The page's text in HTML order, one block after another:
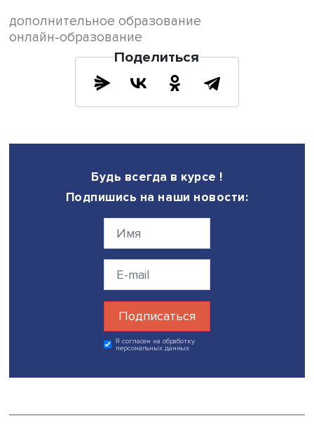
обзвон, а также рассылку sms-сообщений.
Олег Лешуков, руководитель проектно-учебной
лаборатории «Развитие университетов» НИУ ВШЭ:
«Исследования результативности форматов обучения
являются важными для доказательной
разных факультетов и вузов. Карьерные программы
чтобы приблизить университетские программы к
специальностям».
дополнительное образование
онлайн-образование
Поделиться
Будь всегда в курсе !